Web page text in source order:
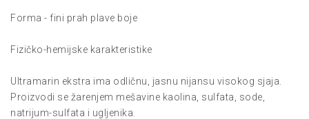
Forma - fini prah plave boje
Fizičko-hemijske karakteristike
Ultramarin ekstra ima odličnu, jasnu nijansu visokog sjaja.
Proizvodi se žarenjem mešavine kaolina, sulfata, sode,
natrijum-sulfata i ugljenika.